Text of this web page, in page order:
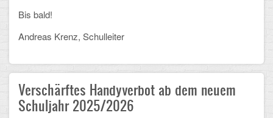
Schulleitung
Schülervertretung
Sekretariat
Ganztagsschule
Bis bald!
Andreas Krenz, Schulleiter
Verschärftes Handyverbot ab dem neuem
Schuljahr 2025/2026